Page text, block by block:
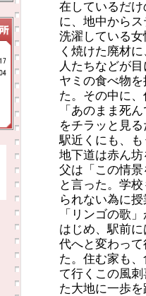
在しているだ
に、地中から
洗濯している
く焼けた廃材
人たちなどが
ヤミの食べ物
た。その中に
「あのまま死
をチラッと見
駅近くにも、
地下道は赤ん
父は「この情
と言った。学
られない為に
「リンゴの歌
はじめ、駅前
代へと変わっ
た。住む家も
て行くこの風
た大地に一歩